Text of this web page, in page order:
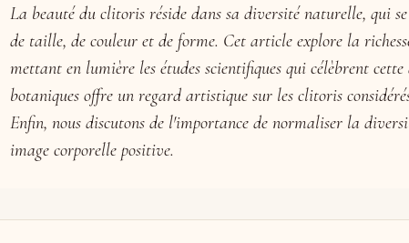
La beauté du clitoris réside dans sa diversité naturelle, qui
de taille, de couleur et de forme. Cet article explore la
mettant en lumière les études scientifiques qui célèbrent
botaniques offre un regard artistique sur les clitoris
Enfin, nous discutons de l'importance de normaliser la
image corporelle positive.